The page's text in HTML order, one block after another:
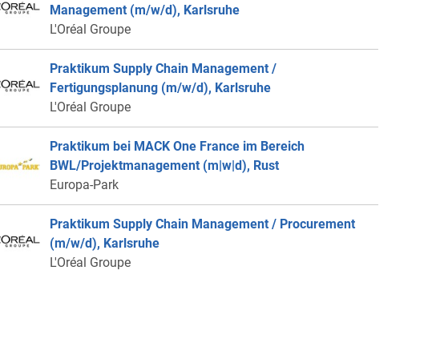
Management (m/w/d), Karlsruhe
L'Oréal Groupe
Praktikum Supply Chain Management /
Fertigungsplanung (m/w/d), Karlsruhe
L'Oréal Groupe
Praktikum bei MACK One France im Bereich
BWL/Projektmanagement (m|w|d), Rust
Europa-Park
Praktikum Supply Chain Management / Procurement
(m/w/d), Karlsruhe
L'Oréal Groupe